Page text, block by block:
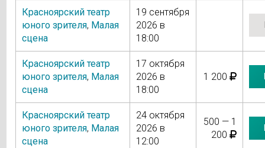
Красноярский театр
юного зрителя, Малая
сцена
19 сентября
2026 в
18:00
Красноярский театр
юного зрителя, Малая
сцена
17 октября
2026 в
18:00
1 200
Красноярский театр
юного зрителя, Малая
сцена
24 октября
2026 в
12:00
500 — 1
200